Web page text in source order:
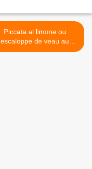
Piccata al limone ou
escaloppe de veau au
citron >